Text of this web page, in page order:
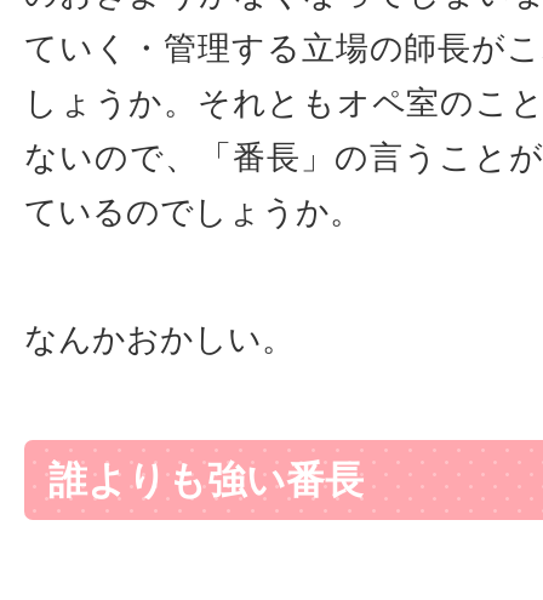
ていく・管理する立場の師長が
しょうか。それともオペ室のこ
ないので、「番長」の言うこと
ているのでしょうか。
なんかおかしい。
誰よりも強い番長